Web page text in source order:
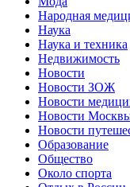
Народная
Наука
Наука и техника
Недвижимость
Новости
Новости ЗОЖ
Новости
Новости
Новости
Образование
Общество
Около спорта